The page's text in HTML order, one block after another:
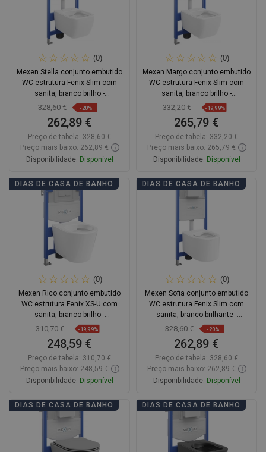
(0)
Mexen Stella conjunto embutido
WC estrutura Fenix Slim com
sanita, branco brilho -
6103368XX00
328,60 € -20%
262,89 €
Preço de tabela: 328,60 €
Preço mais baixo: 262,89 €
Disponibilidade: Disponível
Adicionar
Comparar
(0)
Mexen Margo conjunto embutido
WC estrutura Fenix Slim com
sanita, branco brilho -
6103342XX00
332,20 € -19,99%
265,79 €
Preço de tabela: 332,20 €
Preço mais baixo: 265,79 €
Disponibilidade: Disponível
Adicionar
DIAS DE CASA DE BANHO
(0)
Mexen Rico conjunto embutido
WC estrutura Fenix XS-U com
sanita, branco brilho -
6853372XX00
310,70 € -19,99%
248,59 €
Preço de tabela: 310,70 €
Preço mais baixo: 248,59 €
Disponibilidade: Disponível
Adicionar
DIAS DE CASA DE BANHO
(0)
Mexen Sofia conjunto embutido
WC estrutura Fenix Slim com
sanita, branco brilhante -
6103354XX00
328,60 € -20%
262,89 €
Preço de tabela: 328,60 €
Preço mais baixo: 262,89 €
Disponibilidade: Disponível
Adicionar
DIAS DE CASA DE BANHO DIAS DE CASA DE BANHO